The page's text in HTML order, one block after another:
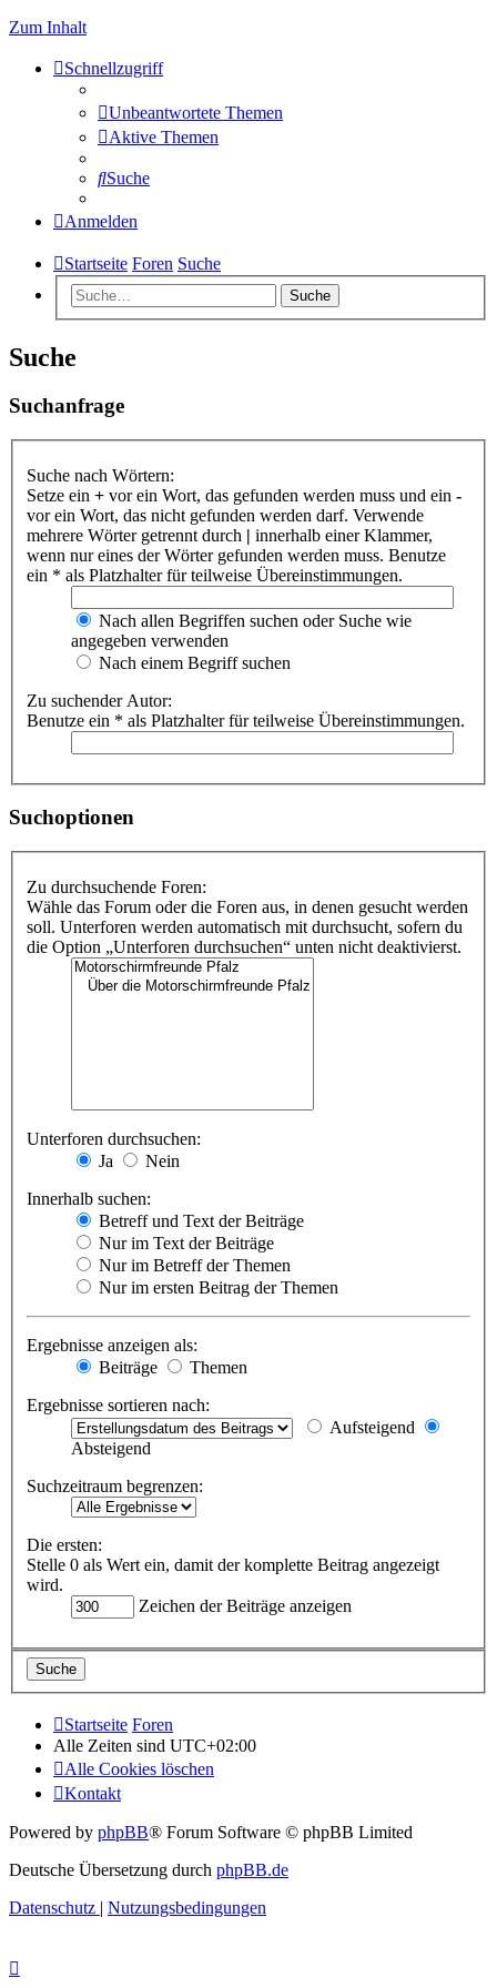
Zum Inhalt
Schnellzugriff
Unbeantwortete Themen
Aktive Themen
Suche
Anmelden
Startseite Foren Suche
Suche
Suche
Suchanfrage
Suche nach Wörtern:
Setze ein + vor ein Wort, das gefunden werden muss und ein -
vor ein Wort, das nicht gefunden werden darf. Verwende
mehrere Wörter getrennt durch | innerhalb einer Klammer,
wenn nur eines der Wörter gefunden werden muss. Benutze
ein * als Platzhalter für teilweise Übereinstimmungen.
Nach allen Begriffen suchen oder Suche wie
angegeben verwenden
Nach einem Begriff suchen
Zu suchender Autor:
Benutze ein * als Platzhalter für teilweise Übereinstimmungen.
Suchoptionen
Zu durchsuchende Foren:
Wähle das Forum oder die Foren aus, in denen gesucht werden
soll. Unterforen werden automatisch mit durchsucht, sofern du
die Option „Unterforen durchsuchen“ unten nicht deaktivierst.
Unterforen durchsuchen:
Ja
Nein
Innerhalb suchen:
Betreff und Text der Beiträge
Nur im Text der Beiträge
Nur im Betreff der Themen
Nur im ersten Beitrag der Themen
Ergebnisse anzeigen als:
Beiträge
Themen
Ergebnisse sortieren nach:
Aufsteigend
Absteigend
Suchzeitraum begrenzen:
Die ersten:
Stelle 0 als Wert ein, damit der komplette Beitrag angezeigt
wird.
Zeichen der Beiträge anzeigen
Startseite Foren
Alle Zeiten sind UTC+02:00
Alle Cookies löschen
Kontakt
Powered by phpBB® Forum Software © phpBB Limited
Deutsche Übersetzung durch phpBB.de
Datenschutz | Nutzungsbedingungen